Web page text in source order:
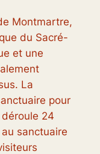
Montmartre,
du Sacré-
et une
La
pour
déroule 24
sanctuaire